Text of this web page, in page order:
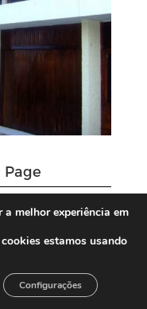
Page
a melhor experiência em
estamos usando
Configurações